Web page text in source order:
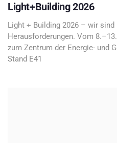
Light+Building 2026
Light + Building 2026 – wir sind
Herausforderungen. Vom
zum Zentrum der Energie- und
Stand E41